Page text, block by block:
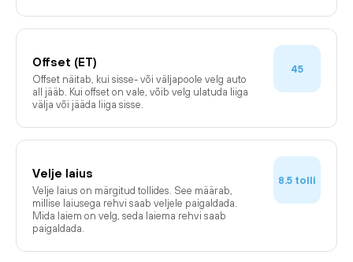
Offset (ET)
Offset näitab, kui sisse- või väljapoole velg auto
all jääb. Kui offset on vale, võib velg ulatuda liiga
välja või jääda liiga sisse.
45
Velje laius
Velje laius on märgitud tollides. See määrab,
millise laiusega rehvi saab veljele paigaldada.
Mida laiem on velg, seda laiema rehvi saab
paigaldada.
8.5 tolli